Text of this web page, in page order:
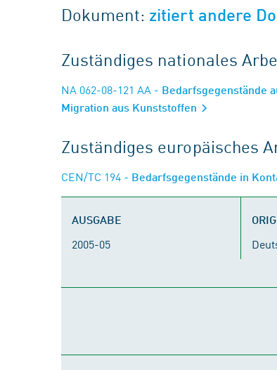
Dokument: zitiert andere
Zuständiges nationales
NA 062-08-121 AA - Bedarfsgegenstände
Migration aus Kunststoffen
Zuständiges europäisches
CEN/TC 194 - Bedarfsgegenstände in
AUSGABE
2005-05